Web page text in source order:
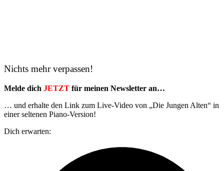
Nichts mehr verpassen!
Melde dich JETZT für meinen Newsletter an…
… und erhalte den Link zum Live-Video von „Die Jungen Alten“ in
einer seltenen Piano-Version!
Dich erwarten: